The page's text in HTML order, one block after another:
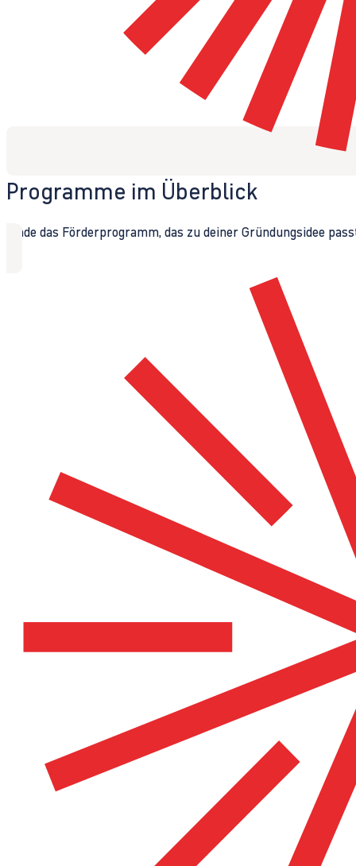
Programme im Überblick
Finde das Förderprogramm, das zu deiner Gründungsidee